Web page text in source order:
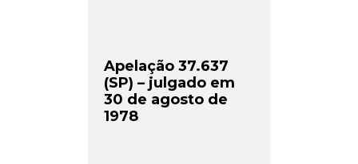
Apelação 37.637
(SP) – julgado em
30 de agosto de
1978